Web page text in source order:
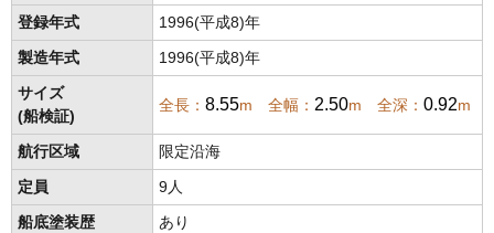
登録年式 1996(平成8)年
製造年式 1996(平成8)年
サイズ
(船検証)
全長： 8.55m 全幅： 2.50m 全深： 0.92m
航行区域 限定沿海
定員 9人
船底塗装歴 あり